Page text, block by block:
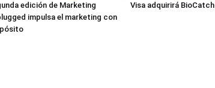
edición de Marketing
impulsa el marketing con
Visa adquirirá BioCatch